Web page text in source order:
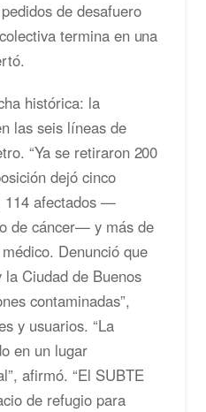
de desafuero
termina en una
histórica: la
las seis líneas de
“Ya se retiraron 200
dejó cinco
114 afectados —
de cáncer— y más de
Denunció que
la Ciudad de Buenos
contaminadas”,
y usuarios. “La
en un lugar
afirmó. “El SUBTE
de refugio para